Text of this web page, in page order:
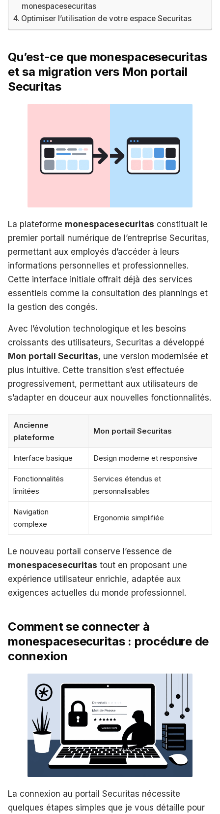
monespacesecuritas
Optimiser l’utilisation de votre espace Securitas
Qu’est-ce que monespacesecuritas
et sa migration vers Mon portail
Securitas
La plateforme monespacesecuritas constituait le
premier portail numérique de l’entreprise Securitas,
permettant aux employés d’accéder à leurs
informations personnelles et professionnelles.
Cette interface initiale offrait déjà des services
essentiels comme la consultation des plannings et
la gestion des congés.
Avec l’évolution technologique et les besoins
croissants des utilisateurs, Securitas a développé
Mon portail Securitas, une version modernisée et
plus intuitive. Cette transition s’est effectuée
progressivement, permettant aux utilisateurs de
s’adapter en douceur aux nouvelles fonctionnalités.
Ancienne
plateforme
Mon portail Securitas
Interface basique Design moderne et responsive
Fonctionnalités
limitées
Services étendus et
personnalisables
Navigation
complexe
Ergonomie simplifiée
Le nouveau portail conserve l’essence de
monespacesecuritas tout en proposant une
expérience utilisateur enrichie, adaptée aux
exigences actuelles du monde professionnel.
Comment se connecter à
monespacesecuritas : procédure de
connexion
La connexion au portail Securitas nécessite
quelques étapes simples que je vous détaille pour